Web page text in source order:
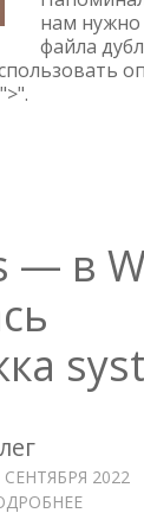
нам нужно
файла
— в
СЕНТЯБРЯ 2022